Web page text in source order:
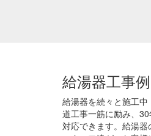
給湯器工事
給湯器を続々と施工
道工事一筋に励み、
対応できます。給湯